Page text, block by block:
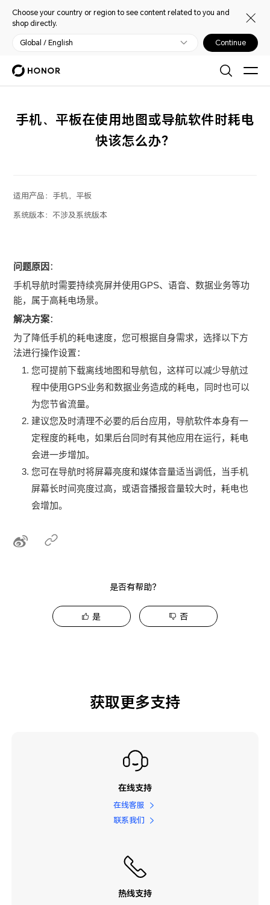
Choose your country or region to see content related to you and
shop directly.
Global / English Continue
手机、平板在使用地图或导航软件时耗电
快该怎么办？
适用产品： 手机，平板
系统版本：不涉及系统版本
问题原因 ：
手机导航时需要持续亮屏并使用GPS、语音、数据业务等功
能，属于高耗电场景。
解决方案：
为了降低手机的耗电速度，您可根据自身需求，选择以下方
法进行操作设置：
您可提前下载离线地图和导航包，这样可以减少导航过
程中使用GPS业务和数据业务造成的耗电，同时也可以
为您节省流量。
建议您及时清理不必要的后台应用，导航软件本身有一
定程度的耗电，如果后台同时有其他应用在运行，耗电
会进一步增加。
您可在导航时将屏幕亮度和媒体音量适当调低，当手机
屏幕长时间亮度过高，或语音播报音量较大时，耗电也
会增加。
是否有帮助？
是 否
获取更多支持
在线支持
在线客服
联系我们
热线支持